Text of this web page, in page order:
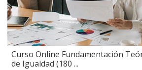
Curso Online Fundamentación
de Igualdad (180 ...